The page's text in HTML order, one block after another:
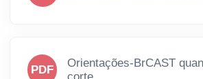
PDF
Orientações-BrCAST
corte